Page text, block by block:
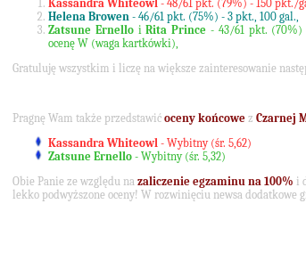
Kassandra Whiteowl - 48/61 pkt. (79%) - 150 pkt./
Helena Browen - 46/61 pkt. (75%) - 3 pkt., 100 gal.,
Zatsune ErnelloiRita Prince - 43/61 pkt.
ocenę W (waga kartkówki),
Gratuluję wszystkim i liczę na większe zainteresowanie
Pragnę Wam także przedstawić oceny końcowe z Czarnej
Kassandra Whiteowl - Wybitny (śr. 5,62)
Zatsune Ernello - Wybitny (śr. 5,32)
Obie Panie ze względu na zaliczenie egzaminu na 100% i
lekko podwyższone oceny! W rozwinięciu newsa dodatkowe